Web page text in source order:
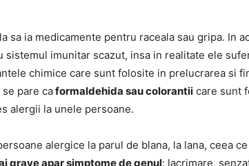
sa ia medicamente pentru raceala sau gripa. In
sistemul imunitar scazut, insa in realitate ele
chimice care sunt folosite in prelucrarea si
pare caformaldehida sau colorantii care sunt
alergii la unele persoane.
alergice la parul de blana, la lana, ceea
grave apar simptome de genul: lacrimare,